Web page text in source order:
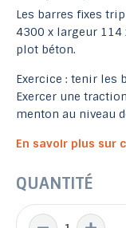
Les barres fixes
4300 x largeur 114
plot béton.
Exercice : tenir les
Exercer une
menton au niveau
En savoir plus sur
QUANTITÉ